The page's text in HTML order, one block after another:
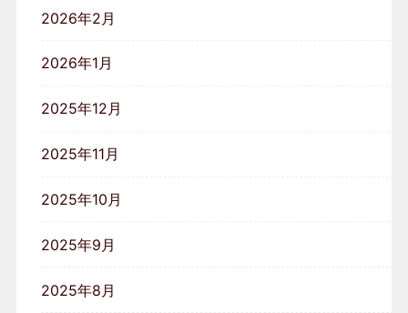
2026年2月
2026年1月
2025年12月
2025年11月
2025年10月
2025年9月
2025年8月